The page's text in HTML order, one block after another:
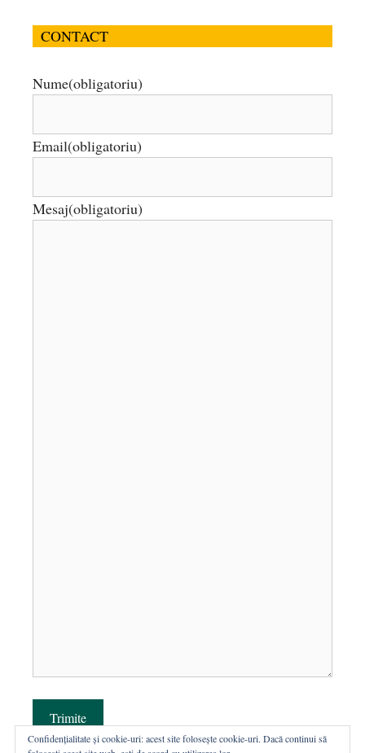
CONTACT
Nume(obligatoriu)
Email(obligatoriu)
Mesaj(obligatoriu)
Trimite
Confidențialitate și cookie-uri: acest site folosește cookie-uri. Dacă continui să